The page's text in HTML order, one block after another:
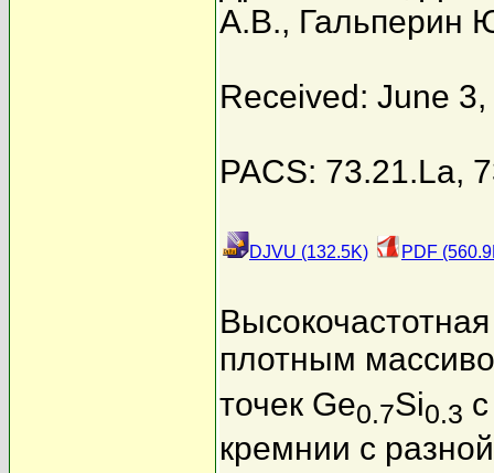
А.В., Гальперин
Received: June
PACS: 73.21.La,
DJVU (132.5K) PDF
плотным
точек Ge0.7Si0.3
кремнии с